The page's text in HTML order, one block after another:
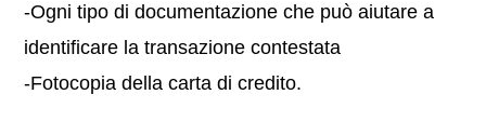
-Ogni tipo di documentazione che può aiutare a
identificare la transazione contestata
-Fotocopia della carta di credito.